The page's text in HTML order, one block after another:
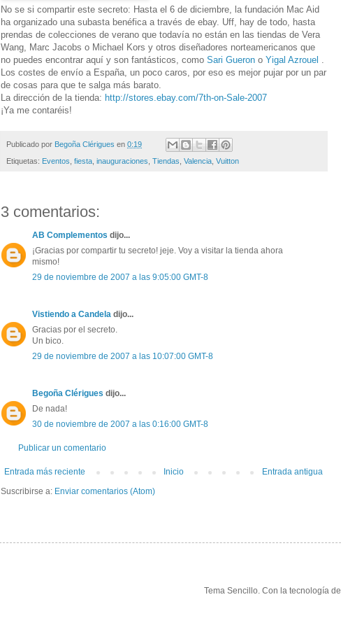
No se si compartir este secreto: Hasta el 6 de diciembre, la fundación Mac Aid
ha organizado una subasta benéfica a través de ebay. Uff, hay de todo, hasta
prendas de colecciones de verano que todavía no están en las tiendas de Vera
Wang, Marc Jacobs o Michael Kors y otros diseñadores norteamericanos que
no puedes encontrar aquí y son fantásticos, como Sari Gueron o Yigal Azrouel
Los costes de envío a España, un poco caros, por eso es mejor pujar por un par
de cosas para que te salga más barato.
La dirección de la tienda: http://stores.ebay.com/7th-on-Sale-2007
¡Ya me contaréis!
Publicado por Begoña Clérigues en 0:19
Etiquetas: Eventos fiesta inauguraciones Tiendas Valencia Vuitton
3 comentarios:
AB Complementos dijo...
¡Gracias por compartir tu secreto! jeje. Voy a visitar la tienda ahora
mismo!
29 de noviembre de 2007 a las 9:05:00 GMT-8
Vistiendo a Candela dijo...
Gracias por el secreto.
Un bico.
29 de noviembre de 2007 a las 10:07:00 GMT-8
Begoña Clérigues dijo...
De nada!
30 de noviembre de 2007 a las 0:16:00 GMT-8
Publicar un comentario
Entrada más reciente Entrada antigua
Inicio
Suscribirse a: Enviar comentarios (Atom)
Tema Sencillo. Con la tecnología de